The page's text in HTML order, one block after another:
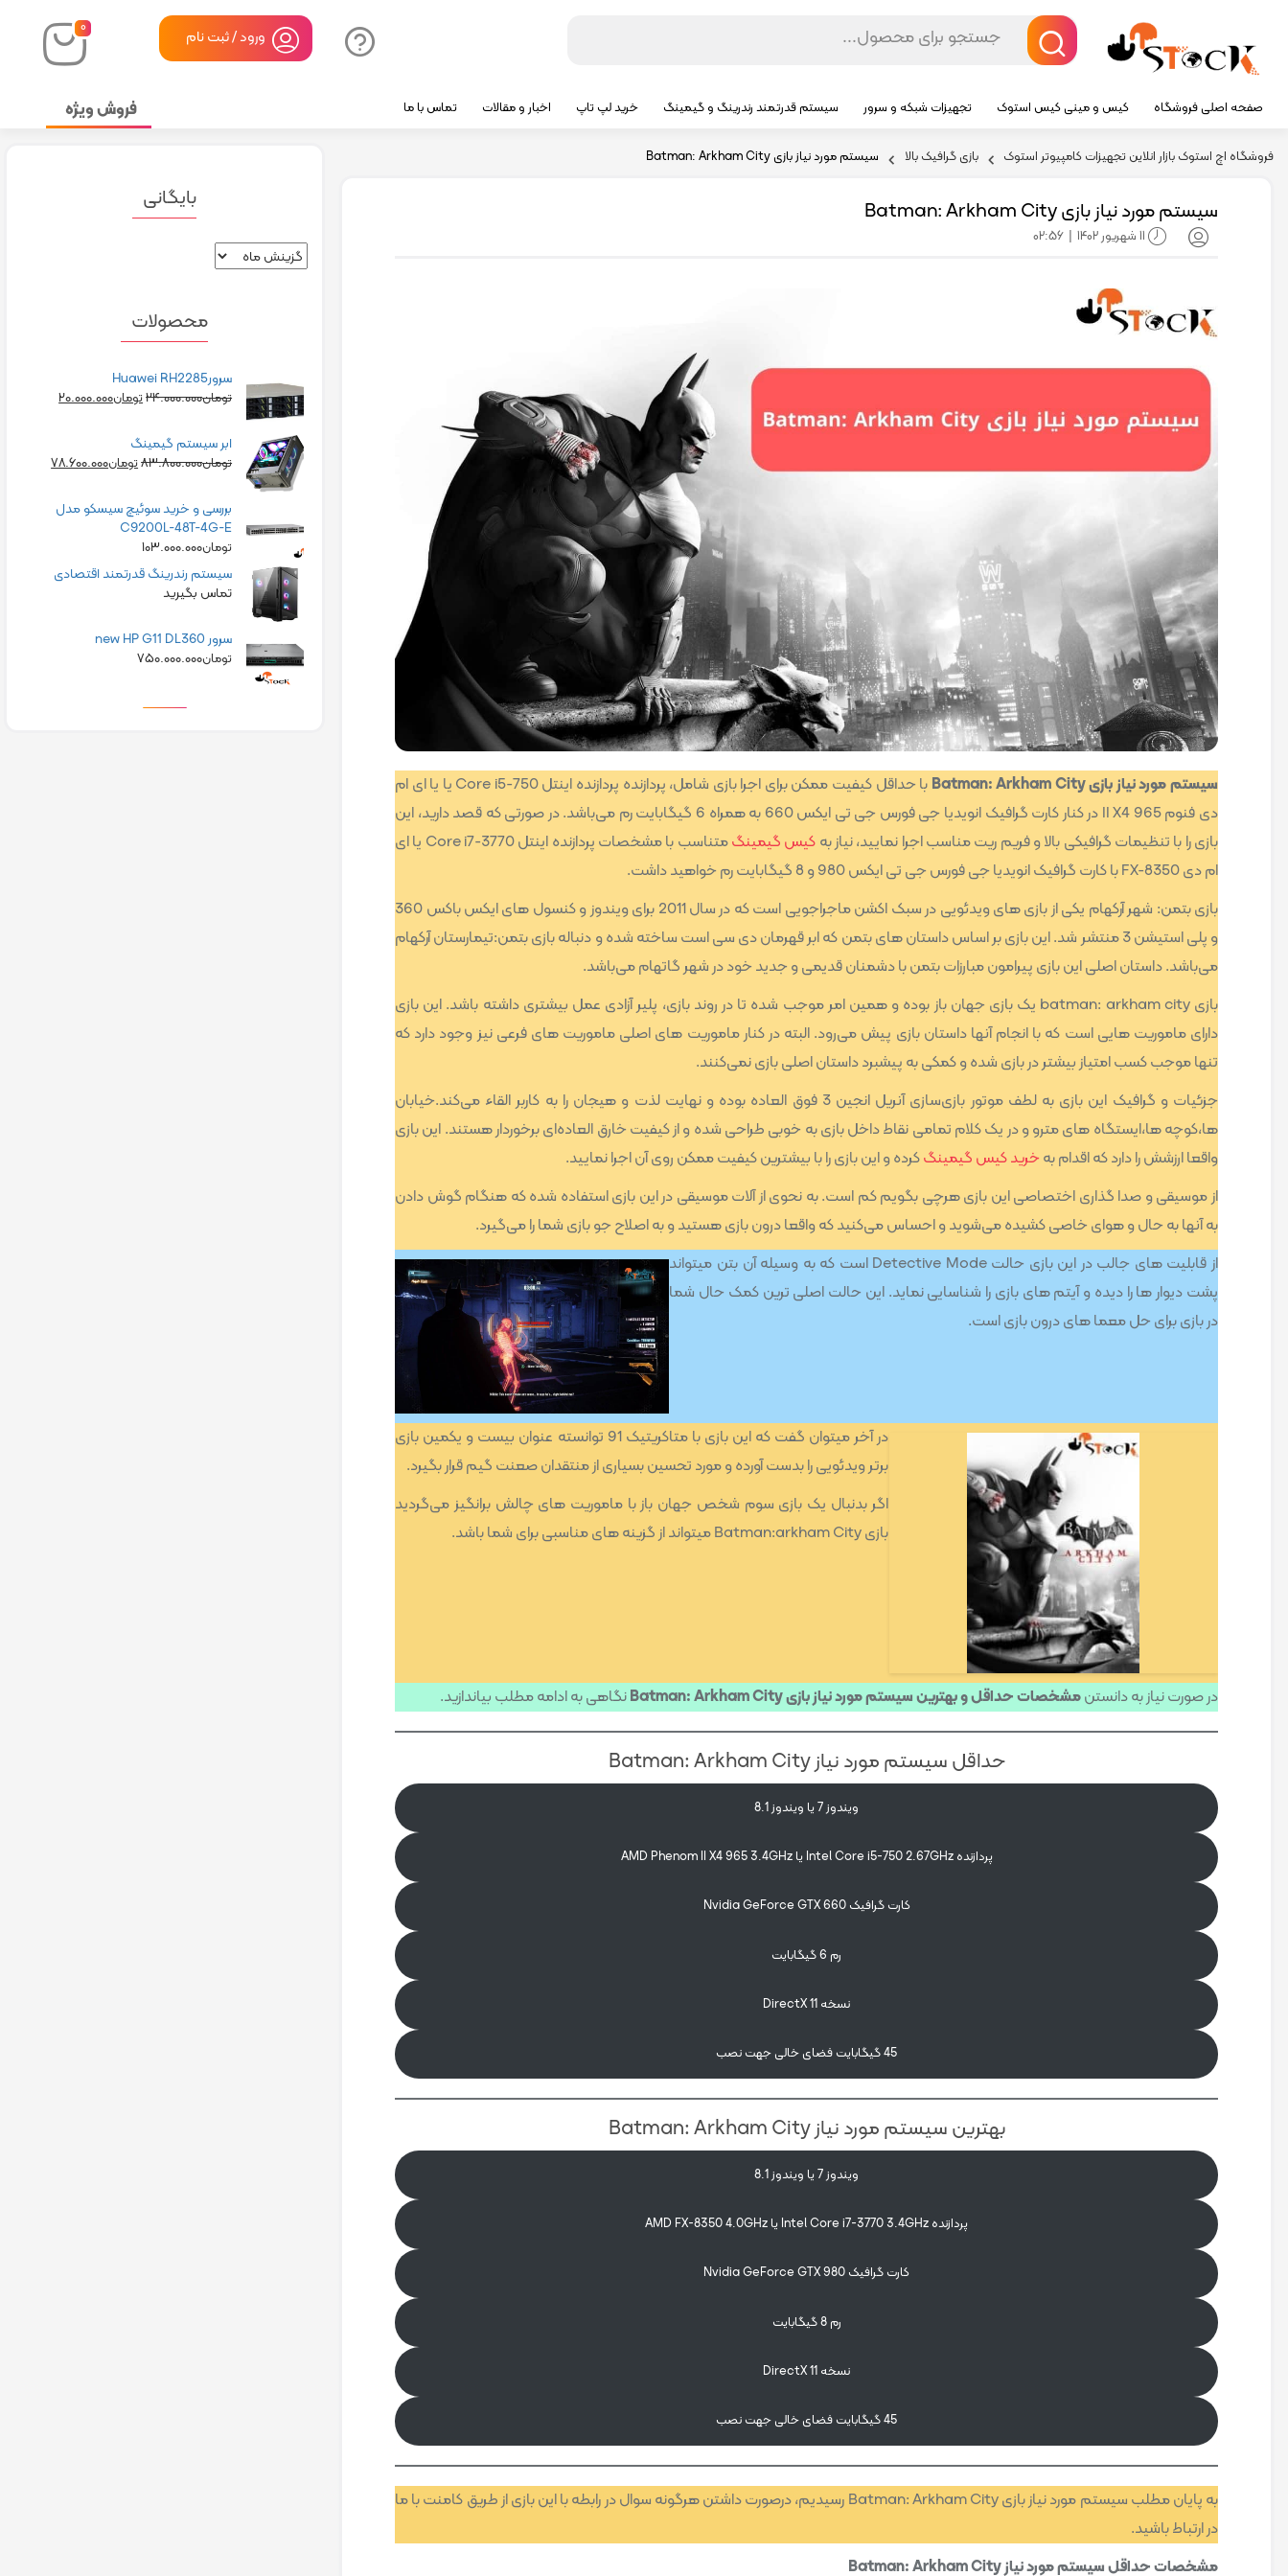
۰ ورود / ثبت نام
صفحه اصلی فروشگاه کیس و مینی کیس استوک تجهیزات شبکه و سرور سیستم قدرتمند رندرینگ و گیمینگ خرید لپ تاپ اخبار و مقالات تماس با ما فروش ویژه
فروشگاه اچ استوک بازار انلاین تجهیزات کامپیوتر استوک بازی گرافیک بالا سیستم مورد نیاز بازی Batman: Arkham City
سیستم مورد نیاز بازی Batman: Arkham City
11 شهریور 1402 |
02:56
سیستم مورد نیاز بازی Batman: Arkham City
با حداقل کیفیت ممکن برای اجرا بازی شامل، پردازنده پردازنده اینتل Core i5-750 یا یا ای ام
دی فنوم II X4 965 در کنار کارت گرافیک انویدیا جی فورس جی تی ایکس 660 به همراه 6 گیگابایت رم می‌باشد. در صورتی که قصد دارید، این
بازی را با تنظیمات گرافیکی بالا و فریم ریت مناسب اجرا نمایید، نیاز به کیس گیمینگ
متناسب با مشخصات پردازنده اینتل Core i7-3770 یا ای
ام دی FX-8350 با کارت گرافیک انویدیا جی فورس جی تی ایکس 980 و 8 گیگابایت رم خواهید داشت.
بازی بتمن: شهر آرکهام یکی از بازی های ویدئویی در سبک اکشن ماجراجویی است که در سال 2011 برای ویندوز و کنسول های ایکس باکس 360
و پلی استیشن 3 منتشر شد. این بازی بر اساس داستان های بتمن که ابر قهرمان دی سی است ساخته شده و دنباله بازی بتمن:تیمارستان آرکهام
می‌باشد. داستان اصلی این بازی پیرامون مبارزات بتمن با دشمنان قدیمی و جدید خود در شهر گاتهام می‌باشد.
بازی batman: arkham city یک بازی جهان باز بوده و همین امر موجب شده تا در روند بازی، پلیر آزادی عمل بیشتری داشته باشد. این بازی
دارای ماموریت هایی است که با انجام آنها داستان بازی پیش می‌رود. البته در کنار ماموریت های اصلی ماموریت های فرعی نیز وجود دارد که
تنها موجب کسب امتیاز بیشتر در بازی شده و کمکی به پیشبرد داستان اصلی بازی نمی‌کنند.
جزئیات و گرافیک این بازی به لطف موتور بازی‌سازی آنریل انجین 3 فوق العاده بوده و نهایت لذت و هیجان را به کاربر القاء می‌کند.خیابان
ها،کوچه ها،ایستگاه های مترو و در یک کلام تمامی نقاط داخل بازی به خوبی طراحی شده و از کیفیت خارق العاده‌ای برخوردار هستند. این بازی
واقعا ارزشش را دارد که اقدام بهخرید کیس گیمینگکرده و این بازی را با بیشترین کیفیت ممکن روی آن اجرا نمایید.
از موسیقی و صدا گذاری اختصاصی این بازی هرچی بگویم کم است. به نحوی از آلات موسیقی در این بازی استفاده شده که هنگام گوش دادن
به آنها به حال و هوای خاصی کشیده می‌شوید و احساس می‌کنید که واقعا درون بازی هستید و به اصلاح جو بازی شما را می‌گیرد.
از قابلیت های جالب در این بازی حالت Detective Mode است که به وسیله آن بتن میتواند
پشت دیوار ها را دیده و آیتم های بازی را شناسایی نماید. این حالت اصلی ترین کمک حال شما
در بازی برای حل معما های درون بازی است.
در آخر میتوان گفت که این بازی با متاکریتیک 91 توانسته عنوان بیست و یکمین بازی
برتر ویدئویی را بدست آورده و مورد تحسین بسیاری از منتقدان صعنت گیم قرار بگیرد.
اگر بدنبال یک بازی سوم شخص جهان باز با ماموریت های چالش برانگیز می‌گردید
بازی Batman:arkham City میتواند از گزینه های مناسبی برای شما باشد.
در صورت نیاز به دانستنمشخصات حداقل و بهترین سیستم مورد نیاز بازی Batman: Arkham City نگاهی به ادامه مطلب بیاندازید.
حداقل سیستم مورد نیاز Batman: Arkham City
ویندوز 7 یا ویندوز 8.1
پردازنده Intel Core i5-750 2.67GHz یا AMD Phenom II X4 965 3.4GHz
کارت گرافیک Nvidia GeForce GTX 660
رم 6 گیگابایت
نسخه DirectX 11
45 گیگابایت فضای خالی جهت نصب
بهترین سیستم مورد نیاز Batman: Arkham City
ویندوز 7 یا ویندوز 8.1
پردازنده Intel Core i7-3770 3.4GHz یا AMD FX-8350 4.0GHz
کارت گرافیک Nvidia GeForce GTX 980
رم 8 گیگابایت
نسخه DirectX 11
45 گیگابایت فضای خالی جهت نصب
به پایان مطلب سیستم مورد نیاز بازی Batman: Arkham City رسیدیم، درصورت داشتن هرگونه سوال در رابطه با این بازی از طریق کامنت با ما
در ارتباط باشید.
مشخصات حداقل سیستم مورد نیاز Batman: Arkham City
بایگانی
محصولات
سرورHuawei RH2285
تومان۲۴.۰۰۰.۰۰۰تومان۲۰.۰۰۰.۰۰۰
ابر سیستم گیمینگ
تومان۸۳.۸۰۰.۰۰۰تومان۷۸.۶۰۰.۰۰۰
بررسی و خرید سوئیچ سیسکو مدل
C9200L-48T-4G-E
تومان۱۰۳.۰۰۰.۰۰۰
سیستم رندرینگ قدرتمند اقتصادی
تماس بگیرید
سرور new HP G11 DL360
تومان۷۵۰.۰۰۰.۰۰۰